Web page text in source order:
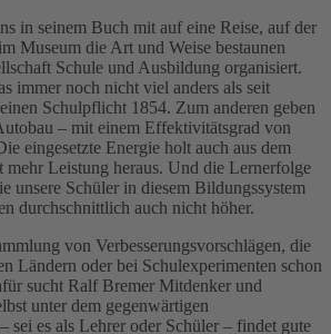
in seinem Buch mit auf eine Reise, auf der
Museum die Art und Weise bestaunen
Schule und Ausbildung organisiert.
immer noch nicht viel anders als seit
Schulpflicht 1854. Zum anderen geben
– mit einem Effektivitätsgrad von
eingesetzte Energie holt auch aus dem
mehr Leistung heraus. Und die Lernerfolge
unsere Schüler in diesem Bildungssystem
durchschnittlich auch nicht höher.
von Verbesserungsvorschlägen, die
Ländern oder bei Schulexperimenten schon
sucht Ralf Bremer Mitdenker und
unter dem gegenwärtigen
sei es als Lehrer oder Schüler – findet gute